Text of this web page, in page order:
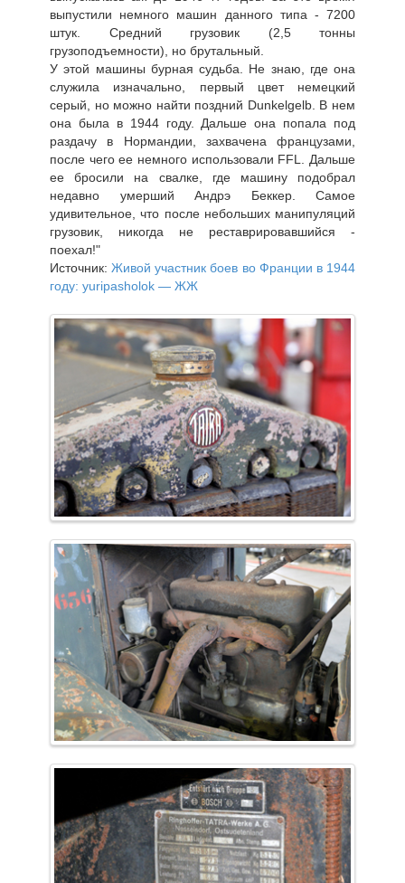
выпустили немного машин данного типа - 7200
штук. Средний грузовик (2,5 тонны
грузоподъемности), но брутальный.
У этой машины бурная судьба. Не знаю, где она
служила изначально, первый цвет немецкий
серый, но можно найти поздний Dunkelgelb. В нем
она была в 1944 году. Дальше она попала под
раздачу в Нормандии, захвачена французами,
после чего ее немного использовали FFL. Дальше
ее бросили на свалке, где машину подобрал
недавно умерший Андрэ Беккер. Самое
удивительное, что после небольших манипуляций
грузовик, никогда не реставрировавшийся -
поехал!"
Источник:Живой участник боев во Франции в 1944
году: yuripasholok — ЖЖ